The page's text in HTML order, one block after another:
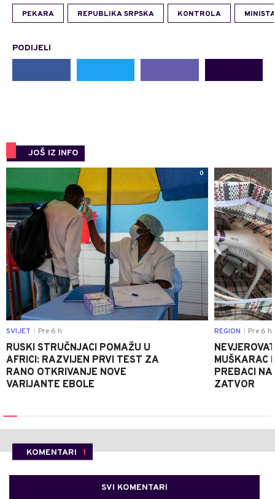
PEKARA REPUBLIKA SRPSKA KONTROLA
PODIJELI
JOŠ IZ INFO
0
SVIJET Pre 6 h
RUSKI STRUČNJACI POMAŽU U
AFRICI: RAZVIJEN PRVI TEST ZA
RANO OTKRIVANJE NOVE
VARIJANTE EBOLE
REGION Pre 6 h
MUŠKARAC
PREBACI
ZATVOR
KOMENTARI 1
SVI KOMENTARI